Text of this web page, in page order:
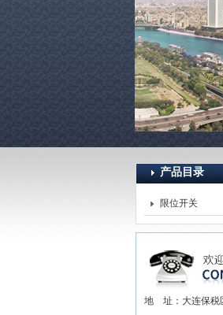
赫尔纳贸易（大连
产品目录
限位开关
地 址：大连保税